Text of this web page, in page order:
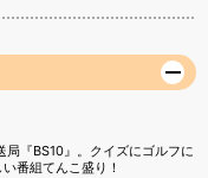
局『BS10』。クイズにゴルフに
番組てんこ盛り！